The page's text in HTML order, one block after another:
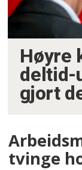
Høyre
deltid-
gjort
tvinge